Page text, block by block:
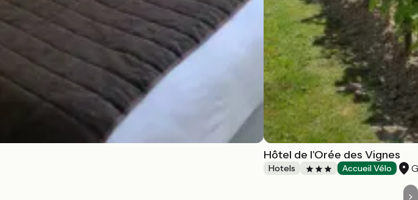
Hôtel de l'Orée des Vignes
Hotels Accueil Vélo